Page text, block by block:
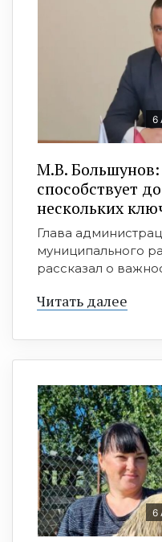
6
М.В.
способствует
нескольких
Глава
муниципального
рассказал о
Читать далее
6